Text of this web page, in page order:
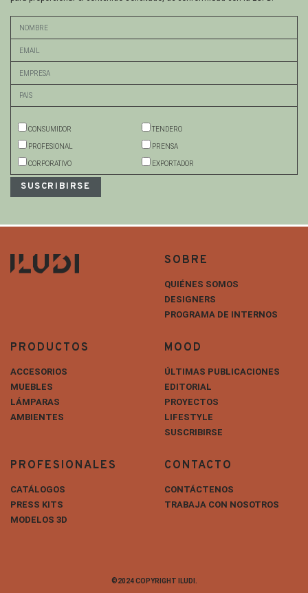
CONSUMIDOR TENDERO
PROFESIONAL PRENSA
CORPORATIVO EXPORTADOR
SOBRE
QUIÉNES SOMOS
DESIGNERS
PROGRAMA DE INTERNOS
PRODUCTOS
ACCESORIOS
MUEBLES
LÁMPARAS
AMBIENTES
MOOD
ÚLTIMAS PUBLICACIONES
EDITORIAL
PROYECTOS
LIFESTYLE
SUSCRIBIRSE
PROFESIONALES
CATÁLOGOS
PRESS KITS
MODELOS 3D
CONTACTO
CONTÁCTENOS
TRABAJA CON NOSOTROS
©2024 COPYRIGHT ILUDI.